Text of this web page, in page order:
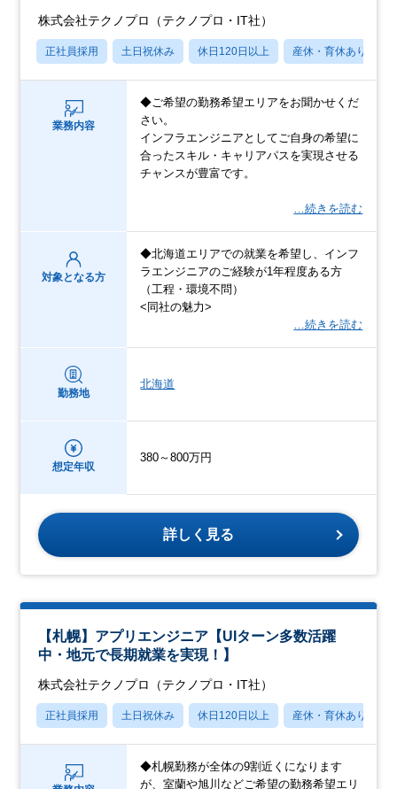
株式会社テクノプロ（テクノプロ・IT社）
正社員採用 土日祝休み 休日120日以上 産休・育休あり
業務内容
◆ご希望の勤務希望エリアをお聞かせくだ
さい。
インフラエンジニアとしてご自身の希望に
合ったスキル・キャリアパスを実現させる
チャンスが豊富です。
…続きを読む
対象となる方
◆北海道エリアでの就業を希望し、インフ
ラエンジニアのご経験が1年程度ある方
（工程・環境不問）
<同社の魅力>
…続きを読む
勤務地
北海道
想定年収
380～800万円
詳しく見る
【札幌】アプリエンジニア【UIターン多数活躍
中・地元で長期就業を実現！】
株式会社テクノプロ（テクノプロ・IT社）
正社員採用 土日祝休み 休日120日以上 産休・育休あり
◆札幌勤務が全体の9割近くになります
が、室蘭や旭川などご希望の勤務希望エリ